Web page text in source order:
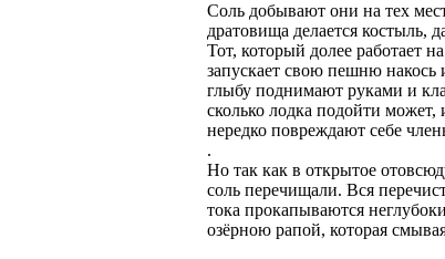
Соль добывают они на тех
дратовища делается костыль,
Тот, который долее работает
запускает свою пешню накось
глыбу поднимают руками и
сколько лодка подойти
нередко повреждают себе
.
Но так как в открытое
соль перечищали. Вся
тока прокапываются
озёрною рапой, которая